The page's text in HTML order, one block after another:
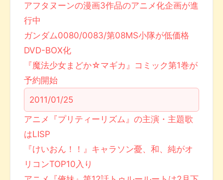
アフタヌーンの漫画3作品のアニメ化企画が進
行中
ガンダム0080/0083/第08MS小隊が低価格
DVD-BOX化
『魔法少女まどか☆マギカ』コミック第1巻が
予約開始
2011/01/25
アニメ『プリティーリズム』の主演・主題歌
はLISP
『けいおん！！』キャラソン憂、和、純がオ
リコンTOP10入り